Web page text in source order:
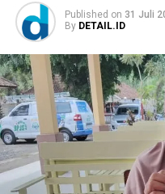
Published on 31 Juli
By DETAIL.ID